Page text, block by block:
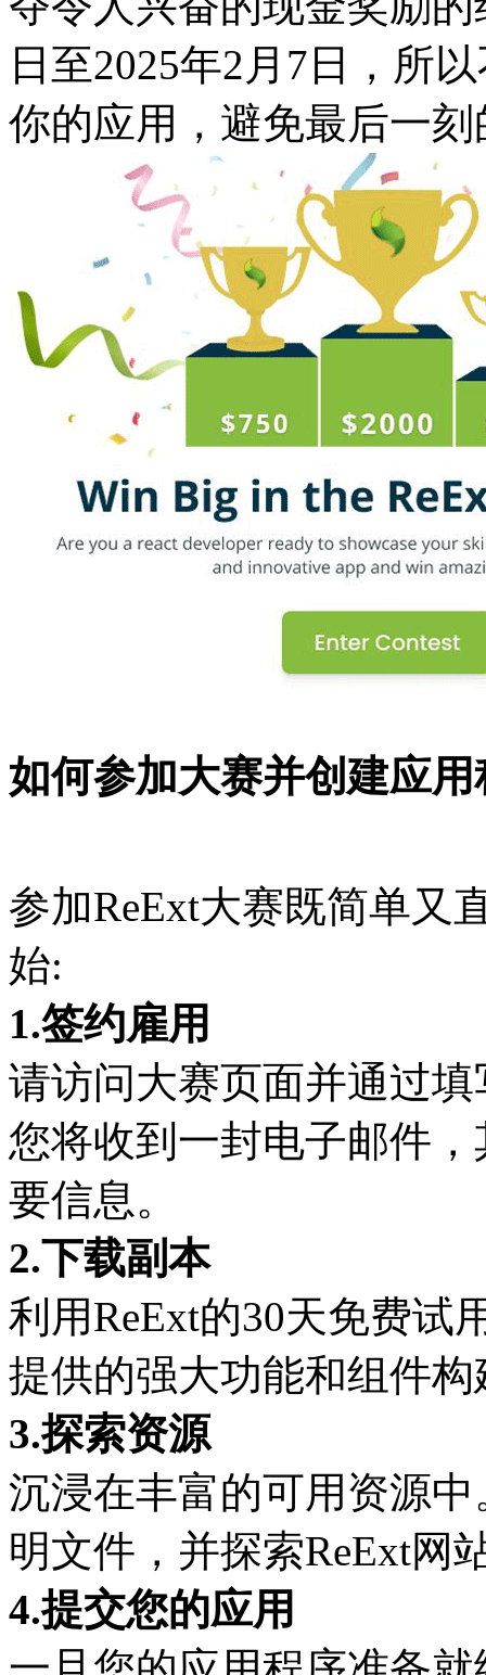
日至2025年2月7日，所
你的应用，避免最后一
如何参加大赛并创建应用
参加ReExt大赛既简单又
始:
1.签约雇用
请访问大赛页面并通过
您将收到一封电子邮件
要信息。
2.下载副本
利用ReExt的30天免费试
提供的强大功能和组件
3.探索资源
沉浸在丰富的可用资源
明文件，并探索ReExt网
4.提交您的应用